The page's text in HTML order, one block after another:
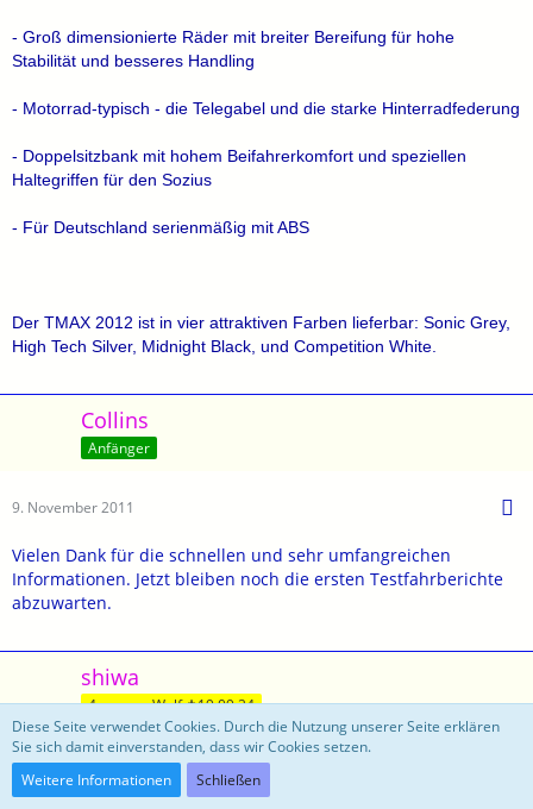
- Groß dimensionierte Räder mit breiter Bereifung für hohe
Stabilität und besseres Handling
- Motorrad-typisch - die Telegabel und die starke Hinterradfederung
- Doppelsitzbank mit hohem Beifahrerkomfort und speziellen
Haltegriffen für den Sozius
- Für Deutschland serienmäßig mit ABS
Der TMAX 2012 ist in vier attraktiven Farben lieferbar: Sonic Grey,
High Tech Silver, Midnight Black, und Competition White.
Collins
Anfänger
9. November 2011
Vielen Dank für die schnellen und sehr umfangreichen
Informationen. Jetzt bleiben noch die ersten Testfahrberichte
abzuwarten.
shiwa
4. grauer Wolf ✝19.09.24
9. November 2011
Diese Seite verwendet Cookies. Durch die Nutzung unserer Seite erklären
Sie sich damit einverstanden, dass wir Cookies setzen.
Weitere Informationen
Schließen